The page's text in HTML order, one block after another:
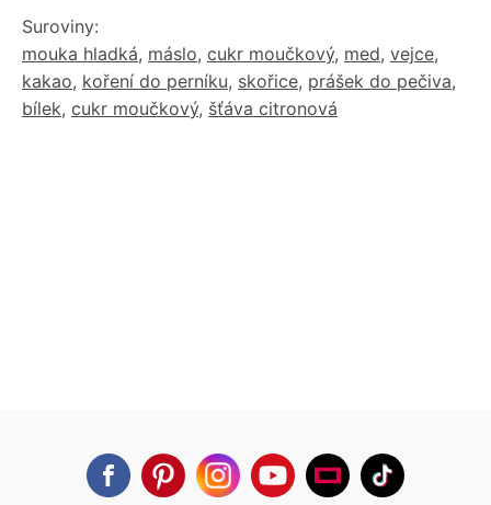
Suroviny:
mouka hladká, máslo, cukr moučkový, med, vejce,
kakao, koření do perníku, skořice, prášek do pečiva,
bílek, cukr moučkový, šťáva citronová